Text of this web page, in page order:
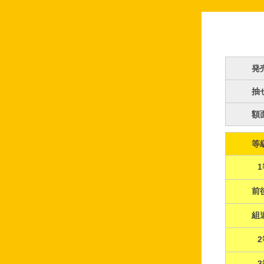
発
抽
額
等
1
前
組
2